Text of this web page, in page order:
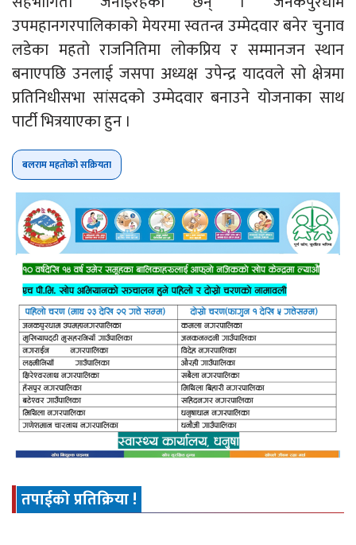
उपमहानगरपालिकाको मेयरमा स्वतन्त्र उम्मेदवार बनेर चुनाव
लडेका महतो राजनितिमा लोकप्रिय र सम्मानजन स्थान
बनाएपछि उनलाई जसपा अध्यक्ष उपेन्द्र यादवले सो क्षेत्रमा
प्रतिनिधीसभा सांसदको उम्मेदवार बनाउने योजनाका साथ
पार्टी भित्रयाएका हुन ।
बलराम महतोको सक्रियता
तपाईको प्रतिक्रिया !